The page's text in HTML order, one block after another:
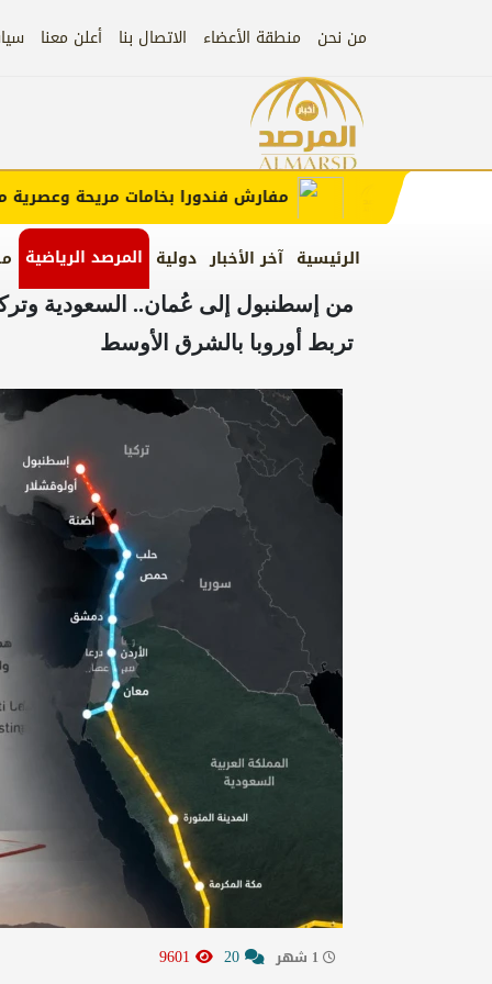
من نحن منطقة الأعضاء الاتصال بنا أعلن معنا
الرئيسية آخر الأخبار دولية المرصد الرياضية
مفارش فندورا بخامات مريحة وعصرية مع
من إسطنبول إلى عُمان.. السعودية
تربط أوروبا بالشرق الأوسط